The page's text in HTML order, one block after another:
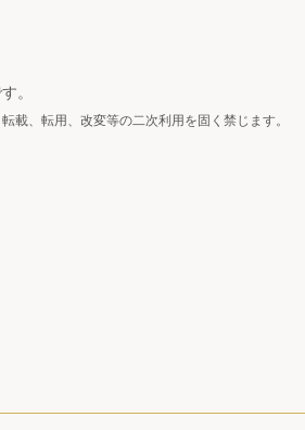
。
載、転用、改変等の二次利用を固く禁じます。